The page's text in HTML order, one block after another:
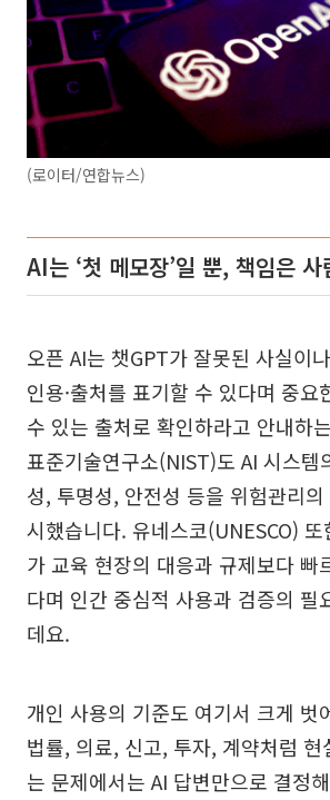
(로이터/연합뉴스)
AI는 ‘첫 메모장’일 뿐, 책임은 사
오픈 AI는 챗GPT가 잘못된 사실이
인용·출처를 표기할 수 있다며 중요
수 있는 출처로 확인하라고 안내하
표준기술연구소(NIST)도 AI 시스템
성, 투명성, 안전성 등을 위험관리
시했습니다. 유네스코(UNESCO)
가 교육 현장의 대응과 규제보다 빠
다며 인간 중심적 사용과 검증의 필
데요.
개인 사용의 기준도 여기서 크게 벗
법률, 의료, 신고, 투자, 계약처럼 현
는 문제에서는 AI 답변만으로 결정